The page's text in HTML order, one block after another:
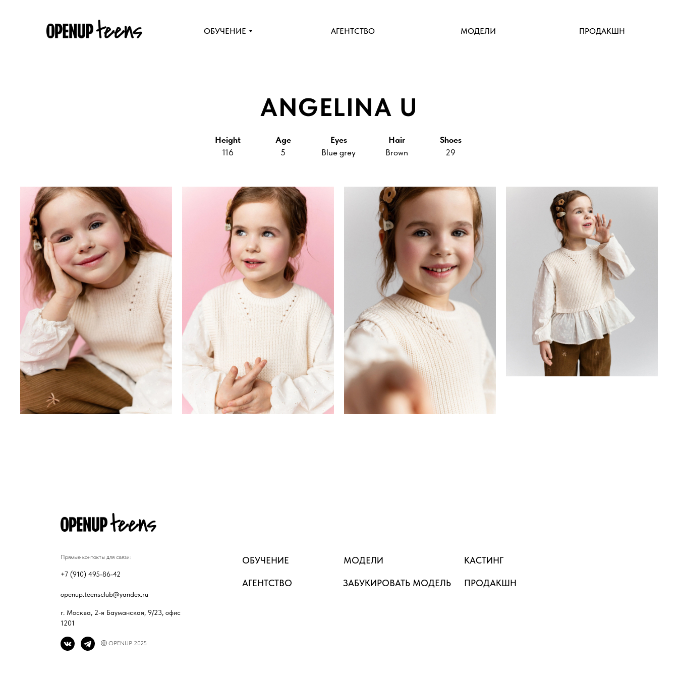
ПРОДАКШН
АГЕНТСТВО МОДЕЛИ
ОБУЧЕНИЕ
Height
116
Hair
Brown
Eyes
Blue grey
Shoes
29
Age
5
ANGELINA U
г. Москва, 2-я Бауманская, 9/23, офис
1201
+7 (910) 495-86-42
ⓒ OPENUP 2025
openup.teensclub@yandex.ru
Прямые контакты для связи: ОБУЧЕНИЕ МОДЕЛИ
АГЕНТСТВО
КАСТИНГ
ЗАБУКИРОВАТЬ МОДЕЛЬ ПРОДАКШН